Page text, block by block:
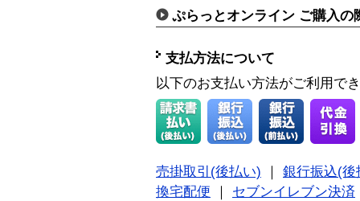
ぷらっとオンライン ご購入の
支払方法について
以下のお支払い方法がご利用で
売掛取引(後払い)
銀行振込(後
換宅配便
セブンイレブン決済